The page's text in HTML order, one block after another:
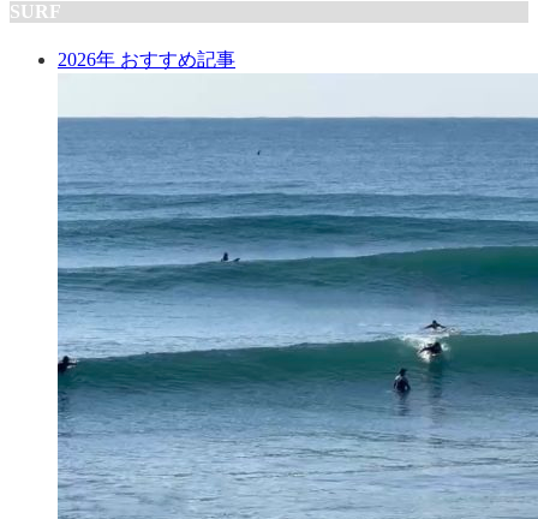
SURF
2026年 おすすめ記事